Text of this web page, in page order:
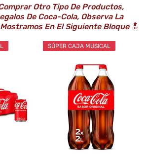
Otro Tipo De Productos,
De Coca-Cola, Observa La
En El Siguiente Bloque🔝
SÚPER CAJA MUSICAL